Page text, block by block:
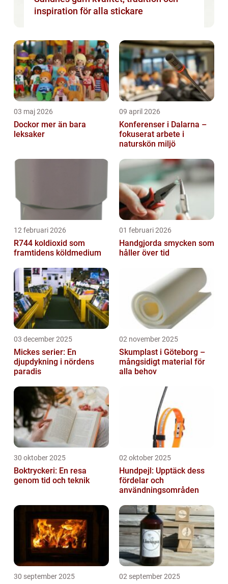
inspiration för alla stickare
03 maj 2026
Dockor mer än bara
leksaker
09 april 2026
Konferenser i Dalarna –
fokuserat arbete i
naturskön miljö
12 februari 2026
R744 koldioxid som
framtidens köldmedium
01 februari 2026
Handgjorda smycken som
håller över tid
03 december 2025
Mickes serier: En
djupdykning i nördens
paradis
02 november 2025
Skumplast i Göteborg –
mångsidigt material för
alla behov
30 oktober 2025
Boktryckeri: En resa
genom tid och teknik
02 oktober 2025
Hundpejl: Upptäck dess
fördelar och
användningsområden
30 september 2025 02 september 2025